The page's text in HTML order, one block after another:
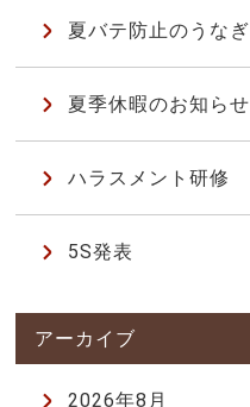
夏バテ防止のうなぎ
夏季休暇のお知らせ
ハラスメント研修
5S発表
2026年8月